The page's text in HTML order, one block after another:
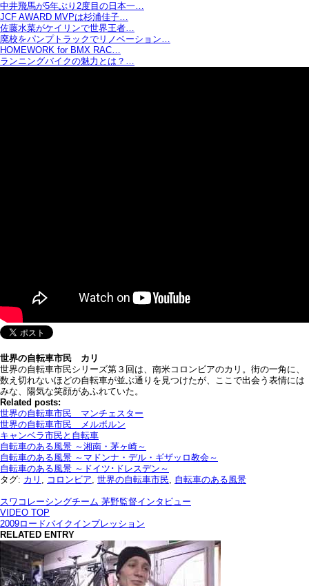
中井飛馬が5年ぶり2度目の日本一…
JCF AWARD MVPは杉浦佳子…
佐藤水菜がケイリンで世界王者…
廃校をパンプトラックでリノベーション…
HOMEWORK for BMX RAC…
ランニングバイクの魅力とは？…
世界の自転車市民 カリ
世界の自転車市民シリーズ第３回は、南米コロンビアのカリ。街の一角に、
数え切れないほどの自転車が並ぶ通りを見つけたが、ここで出会う表情には
みな、陽気な笑顔があふれていた。
Related posts:
世界の自転車市民 マンチェスター
世界の自転車市民 メルボルン
キャンベラ市民と自転車
自転車のある風景 ～湘南・茅ヶ崎～
自転車のある風景 ～マドンナ・デル・ギザッロ教会～
自転車のある風景 ～ドイツ･ドレスデン～
タグ: カリ , コロンビア, 世界の自転車市民, 自転車のある風景
スワコレーシングチーム 茅野監督インタビュー
VIDEO TOP
2009ロードバイクインプレッション
RELATED ENTRY